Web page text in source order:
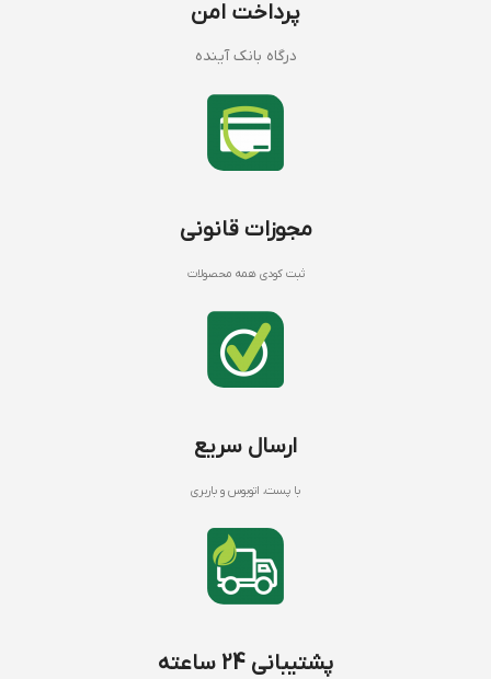
پرداخت امن
درگاه بانک آینده
مجوزات قانونی
ثبت کودی همه محصولات
ارسال سریع
با پست، اتوبوس و باربری
پشتیبانی 24 ساعته